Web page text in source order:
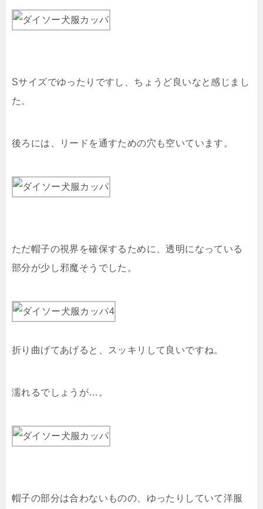
Sサイズでゆったりですし、ちょうど良いなと感じまし
た。
後ろには、リードを通すための穴も空いています。
ただ帽子の視界を確保するために、透明になっている
部分が少し邪魔そうでした。
折り曲げてあげると、スッキリして良いですね。
濡れるでしょうが…。
帽子の部分は合わないものの、ゆったりしていて洋服